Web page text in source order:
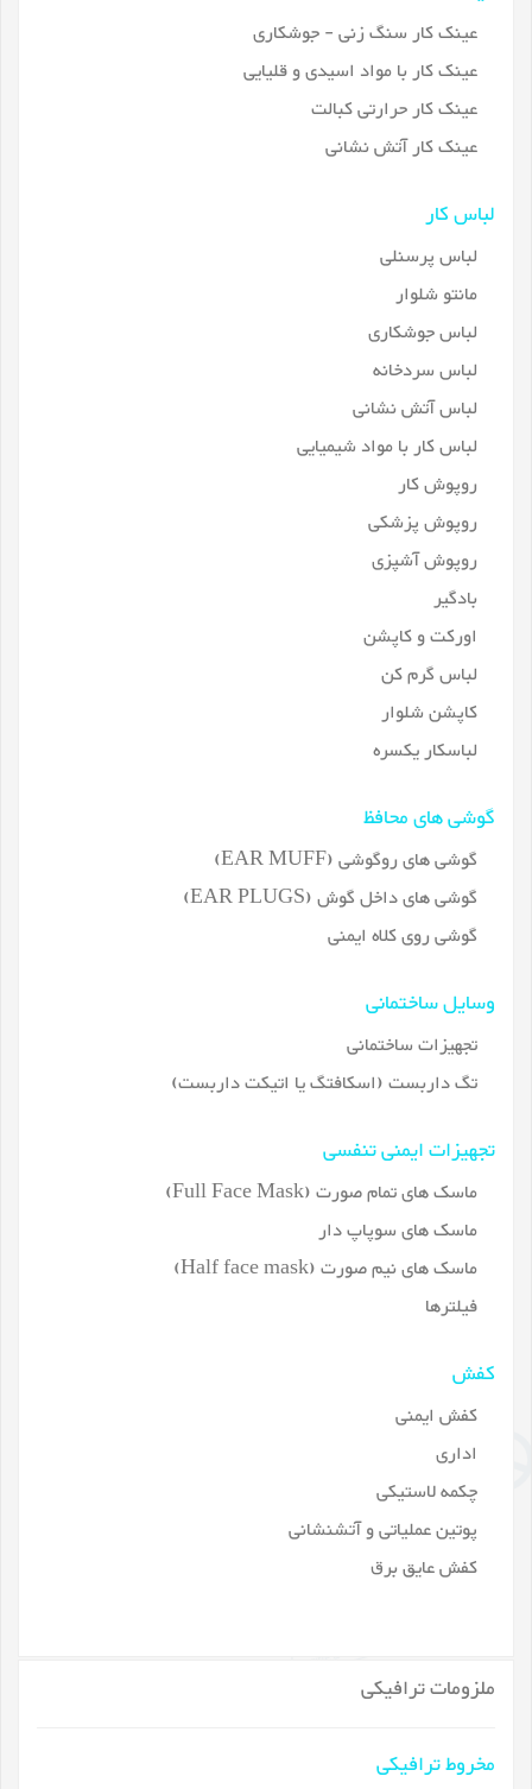
عینک کار سنگ زنی - جوشکاری
عینک کار با مواد اسیدی و قلیایی
عینک کار حرارتی کبالت
عینک کار آتش نشانی
لباس کار
لباس پرسنلی
مانتو شلوار
لباس جوشکاری
لباس سردخانه
لباس آتش نشانی
لباس کار با مواد شیمیایی
روپوش کار
روپوش پزشکی
روپوش آشپزی
بادگیر
اورکت و کاپشن
لباس گرم کن
کاپشن شلوار
لباسکار یکسره
گوشی های محافظ
گوشی های روگوشی (EAR MUFF)
گوشی های داخل گوش (EAR PLUGS)
گوشی روی کلاه ایمنی
وسایل ساختمانی
تجهیزات ساختمانی
تگ داربست (اسکافتگ یا اتیکت داربست)
تجهیزات ایمنی تنفسی
ماسک های تمام صورت (Full Face Mask)
ماسک های سوپاپ دار
ماسک های نیم صورت (Half face mask)
فیلترها
کفش
کفش ایمنی
اداری
چکمه لاستیکی
پوتین عملیاتی و آتشنشانی
کفش عایق برق
ملزومات ترافیکی
مخروط ترافیکی